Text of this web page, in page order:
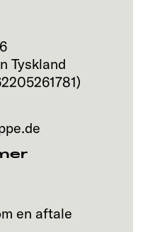
Tyskland
)
en aftale